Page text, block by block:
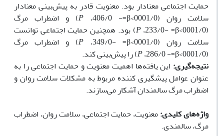
حمایت اجتماعی معنادار بود. معنویت قادر به پیش‌بینی معنادار
سلامت روان (0001/0>
P،406/0 -=β) و اضطراب مرگ
(0001/0>
P،233/0- =β) بود. همچنین حمایت اجتماعی توانست
سلامت روان (0001/0>
P،349/0- =β) و اضطراب مرگ
(0001/0>
P،286/0 -=β) را پیش‌بینی کند.
نتیجه‌گیری: این یافته‌ها اهمیت معنویت و حمایت اجتماعی را به
عنوان عوامل پیشگیری کننده مربوط به مشکلات سلامت روان و
اضطراب مرگ سالمندان آشکار می‌سازند.
واژه‌های کلیدی:معنویت، حمایت اجتماعی، سلامت روان، اضطراب
مرگ، سالمندی.